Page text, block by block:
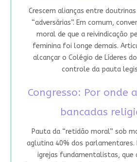
Crescem alianças entre
“adversárias”. Em comum,
moral de que a reivindicação
feminina foi longe demais.
alcançar o Colégio de Líderes
controle da pauta
Congresso: Por onde
bancadas
Pauta da “retidão moral” sob
aglutina 40% dos parlamentares.
igrejas fundamentalistas, que